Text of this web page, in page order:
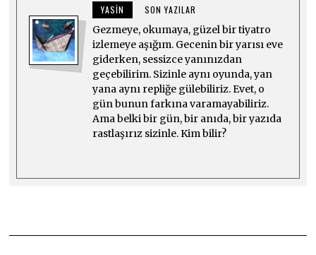
YASIN SON YAZILAR
Gezmeye, okumaya, güzel bir tiyatro
izlemeye aşığım. Gecenin bir yarısı eve
giderken, sessizce yanınızdan
geçebilirim. Sizinle aynı oyunda, yan
yana aynı repliğe gülebiliriz. Evet, o
gün bunun farkına varamayabiliriz.
Ama belki bir gün, bir anıda, bir yazıda
rastlaşırız sizinle. Kim bilir?